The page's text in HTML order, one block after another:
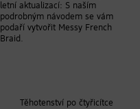
letní aktualizací: S naším
podrobným návodem se vám
podaří vytvořit Messy French
Braid.
Těhotenství po čtyřicítce